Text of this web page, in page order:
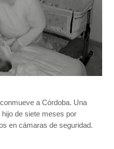
a Córdoba. Una
de siete meses por
en cámaras de seguridad.